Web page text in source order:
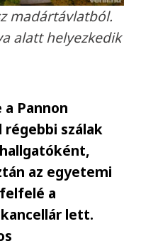
madártávlatból.
alatt helyezkedik
Pannon
régebbi szálak
az egyetemi
a
lett.